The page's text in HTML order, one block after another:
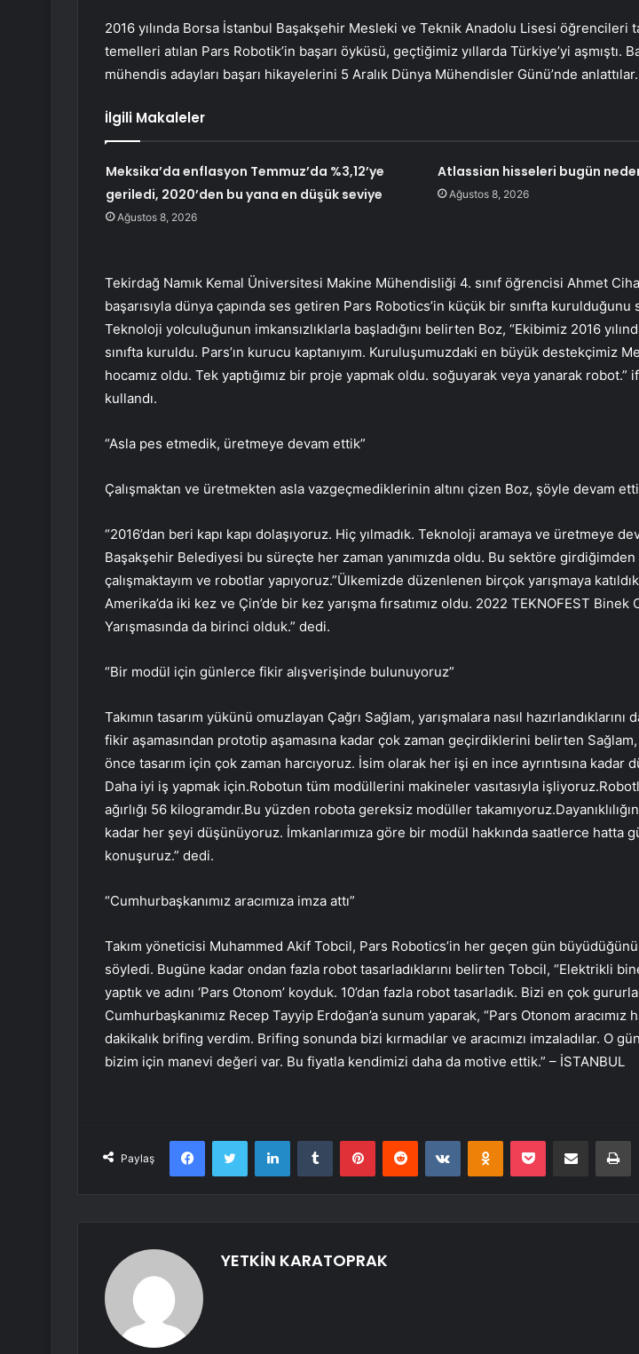
2016 yılında Borsa İstanbul Başakşehir Mesleki ve Teknik Anadolu Lisesi öğrencileri
temelleri atılan Pars Robotik’in başarı öyküsü, geçtiğimiz yıllarda Türkiye’yi aşmıştı.
mühendis adayları başarı hikayelerini 5 Aralık Dünya Mühendisler Günü’nde anlattılar.
İlgili Makaleler
Meksika’da enflasyon Temmuz’da %3,12’ye
geriledi, 2020’den bu yana en düşük seviye
Ağustos 8, 2026
Atlassian hisseleri bugün
Ağustos 8, 2026
Tekirdağ Namık Kemal Üniversitesi Makine Mühendisliği 4. sınıf öğrencisi Ahmet
başarısıyla dünya çapında ses getiren Pars Robotics’in küçük bir sınıfta kurulduğunu
Teknoloji yolculuğunun imkansızlıklarla başladığını belirten Boz, “Ekibimiz 2016
sınıfta kuruldu. Pars’ın kurucu kaptanıyım. Kuruluşumuzdaki en büyük destekçimiz
hocamız oldu. Tek yaptığımız bir proje yapmak oldu. soğuyarak veya yanarak robot.”
kullandı.
“Asla pes etmedik, üretmeye devam ettik”
Çalışmaktan ve üretmekten asla vazgeçmediklerinin altını çizen Boz, şöyle devam
“2016’dan beri kapı kapı dolaşıyoruz. Hiç yılmadık. Teknoloji aramaya ve üretmeye
Başakşehir Belediyesi bu süreçte her zaman yanımızda oldu. Bu sektöre
çalışmaktayım ve robotlar yapıyoruz.”Ülkemizde düzenlenen birçok yarışmaya
Amerika’da iki kez ve Çin’de bir kez yarışma fırsatımız oldu. 2022 TEKNOFEST Binek
Yarışmasında da birinci olduk.” dedi.
“Bir modül için günlerce fikir alışverişinde bulunuyoruz”
Takımın tasarım yükünü omuzlayan Çağrı Sağlam, yarışmalara nasıl hazırlandıklarını
fikir aşamasından prototip aşamasına kadar çok zaman geçirdiklerini belirten Sağlam,
önce tasarım için çok zaman harcıyoruz. İsim olarak her işi en ince ayrıntısına kadar
Daha iyi iş yapmak için.Robotun tüm modüllerini makineler vasıtasıyla
ağırlığı 56 kilogramdır.Bu yüzden robota gereksiz modüller
kadar her şeyi düşünüyoruz. İmkanlarımıza göre bir modül hakkında saatlerce hatta
konuşuruz.” dedi.
“Cumhurbaşkanımız aracımıza imza attı”
Takım yöneticisi Muhammed Akif Tobcil, Pars Robotics’in her geçen gün
söyledi. Bugüne kadar ondan fazla robot tasarladıklarını belirten Tobcil, “Elektrikli
yaptık ve adını ‘Pars Otonom’ koyduk. 10’dan fazla robot tasarladık. Bizi en çok
Cumhurbaşkanımız Recep Tayyip Erdoğan’a sunum yaparak, “Pars Otonom aracımız
dakikalık brifing verdim. Brifing sonunda bizi kırmadılar ve aracımızı imzaladılar. O gün
bizim için manevi değeri var. Bu fiyatla kendimizi daha da motive ettik.” – İSTANBUL
Paylaş
FacebookTwitter LinkedInTumblr PinterestReddit VKontakteOdnoklassniki
Pocket E-Posta ile paylaş
YETKİN KARATOPRAK